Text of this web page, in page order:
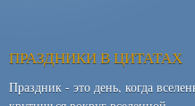
ПРАЗДНИКИ В ЦИТАТАХ
Праздник - это день, когда